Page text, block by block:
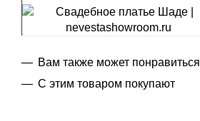
Вам также может понравиться
С этим товаром покупают